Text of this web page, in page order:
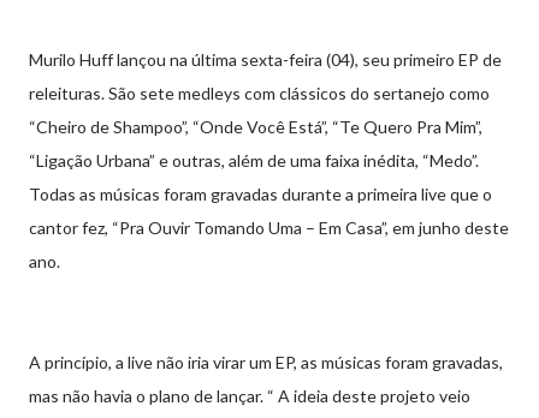
Murilo Huff lançou na última sexta-feira (04), seu primeiro EP de
releituras. São sete medleys com clássicos do sertanejo como
“Cheiro de Shampoo”, “Onde Você Está”, “Te Quero Pra Mim”,
“Ligação Urbana” e outras, além de uma faixa inédita, “Medo”.
Todas as músicas foram gravadas durante a primeira live que o
cantor fez, “Pra Ouvir Tomando Uma – Em Casa”, em junho deste
ano.
A princípio, a live não iria virar um EP, as músicas foram gravadas,
mas não havia o plano de lançar. “ A ideia deste projeto veio